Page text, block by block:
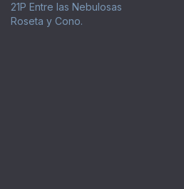
21P Entre las Nebulosas
Roseta y Cono.